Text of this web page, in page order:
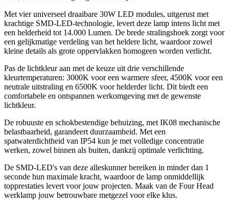
Met vier universeel draaibare 30W LED modules, uitgerust met
krachtige SMD-LED-technologie, levert deze lamp intens licht met
een helderheid tot 14.000 Lumen. De brede stralingshoek zorgt voor
een gelijkmatige verdeling van het heldere licht, waardoor zowel
kleine details als grote oppervlakken homogeen worden verlicht.
Pas de lichtkleur aan met de keuze uit drie verschillende
kleurtemperaturen: 3000K voor een warmere sfeer, 4500K voor een
neutrale uitstraling en 6500K voor helderder licht. Dit biedt een
comfortabele en ontspannen werkomgeving met de gewenste
lichtkleur.
De robuuste en schokbestendige behuizing, met IK08 mechanische
belastbaarheid, garandeert duurzaamheid. Met een
spatwaterdichtheid van IP54 kun je met volledige concentratie
werken, zowel binnen als buiten, dankzij optimale verlichting.
De SMD-LED's van deze alleskunner bereiken in minder dan 1
seconde hun maximale kracht, waardoor de lamp onmiddellijk
topprestaties levert voor jouw projecten. Maak van de Four Head
werklamp jouw betrouwbare metgezel voor elke klus.